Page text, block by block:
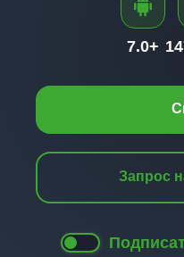
Запрос
7.0+